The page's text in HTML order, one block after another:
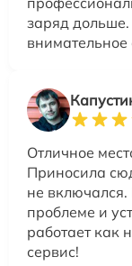
заряд
Отличное
Приносила
не
проблеме и
работает как
сервис!